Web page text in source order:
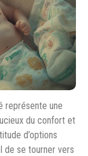
représente une
du confort et
d’options
de se tourner vers